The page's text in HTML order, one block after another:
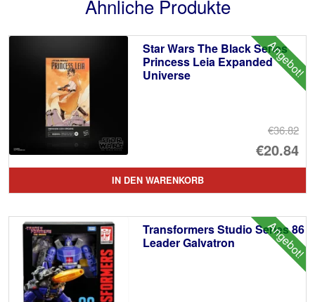
Ähnliche Produkte
Angebot!
Star Wars The Black Series
Princess Leia Expanded
Universe
€36.82
€20.84
IN DEN WARENKORB
Angebot!
Transformers Studio Series 86
Leader Galvatron